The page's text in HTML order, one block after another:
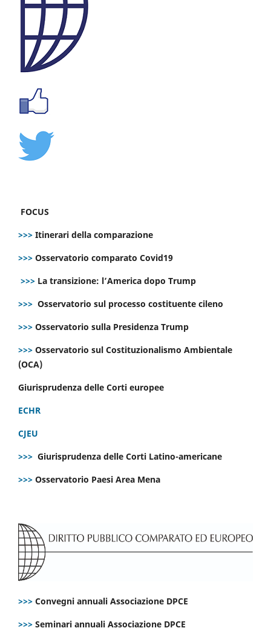
FOCUS
>>> Itinerari della comparazione
>>> Osservatorio comparato Covid19
>>> La transizione: l’America dopo Trump
>>> Osservatorio sul processo costituente cileno
>>> Osservatorio sulla Presidenza Trump
>>> Osservatorio sul Costituzionalismo Ambientale
(OCA)
Giurisprudenza delle Corti europee
ECHR
CJEU
>>> Giurisprudenza delle Corti Latino-americane
>>> Osservatorio Paesi Area Mena
>>> Convegni annuali Associazione DPCE
>>> Seminari annuali Associazione DPCE